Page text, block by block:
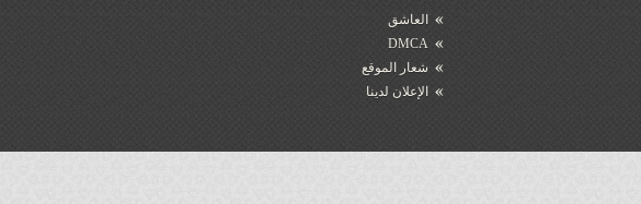
العاشق
DMCA
شعار الموقع
الإعلان لدينا